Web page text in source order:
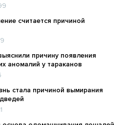
считается причиной
причину появления
аномалий у тараканов
стала причиной вымирания